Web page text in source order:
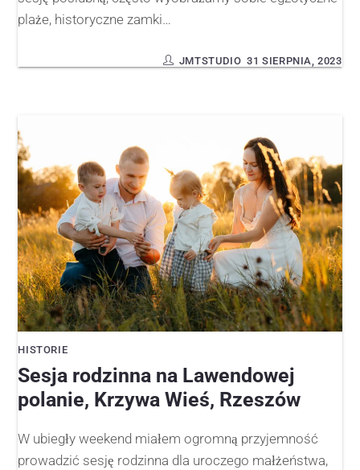
plaże, historyczne zamki…
31 SIERPNIA, 2023
JMTSTUDIO
HISTORIE
Sesja rodzinna na Lawendowej
polanie, Krzywa Wieś, Rzeszów
W ubiegły weekend miałem ogromną przyjemność
prowadzić sesję rodzinna dla uroczego małżeństwa,